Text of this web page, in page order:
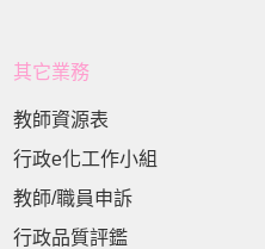
其它業務
教師資源表
行政e化工作小組
教師/職員申訴
行政品質評鑑